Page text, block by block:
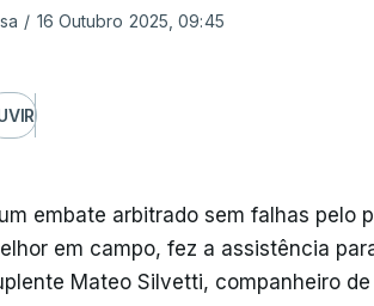
/ 16 Outubro 2025, 09:45
embate arbitrado sem falhas pelo
em campo, fez a assistência
Mateo Silvetti, companheiro